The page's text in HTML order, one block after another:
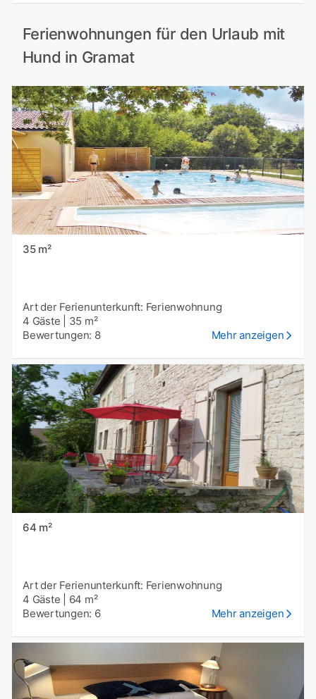
Ferienwohnungen für den Urlaub mit
Hund in Gramat
35 m²
Art der Ferienunterkunft: Ferienwohnung
4 Gäste
35 m²
Bewertungen: 8
Mehr anzeigen
64 m²
Art der Ferienunterkunft: Ferienwohnung
4 Gäste
64 m²
Bewertungen: 6
Mehr anzeigen